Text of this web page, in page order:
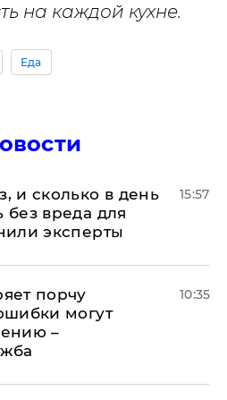
на каждой кухне.
Еда
и сколько в день
без вреда для
эксперты
15:57
порчу
могут
–
10:35